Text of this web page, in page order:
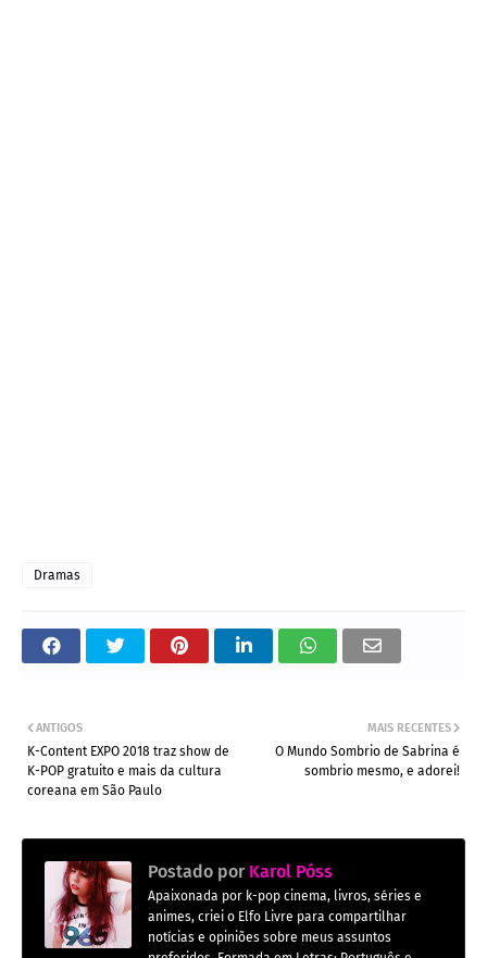
Dramas
MAIS RECENTES
O Mundo Sombrio de Sabrina é
sombrio mesmo, e adorei!
ANTIGOS
K-Content EXPO 2018 traz show de
K-POP gratuito e mais da cultura
coreana em São Paulo
Postado por Karol Póss
Apaixonada por k-pop cinema, livros, séries e
animes, criei o Elfo Livre para compartilhar
notícias e opiniões sobre meus assuntos